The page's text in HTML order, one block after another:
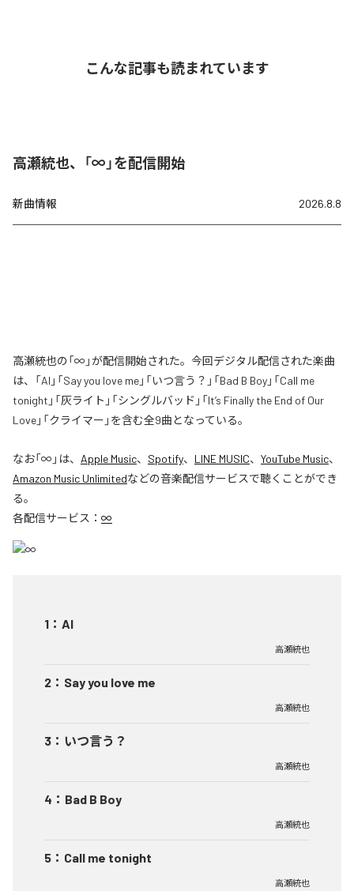
こんな記事も読まれています
高瀬統也、「∞」を配信開始
新曲情報 2026.8.8
高瀬統也の「∞」が配信開始された。今回デジタル配信された楽曲
は、「AI」「Say you love me」「いつ言う？」「Bad B Boy」「Call me
tonight」「灰ライト」「シングルバッド」「It’s Finally the End of Our
Love」「クライマー」を含む全9曲となっている。
なお「∞ 」は、 Apple Music、 Spotify、 LINE MUSIC、 YouTube Music、
Amazon Music Unlimitedなどの音楽配信サービスで聴くことができ
る。
各配信サービス： ∞
1 ： AI
高瀬統也
2 ： Say you love me
高瀬統也
3 ： いつ言う？
高瀬統也
4 ： Bad B Boy
高瀬統也
5 ： Call me tonight
高瀬統也